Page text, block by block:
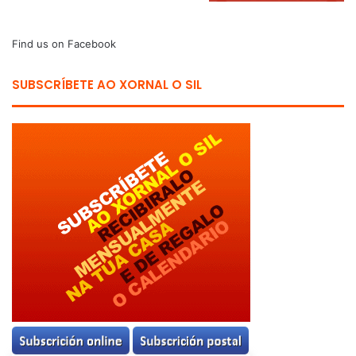
Find us on Facebook
SUBSCRÍBETE AO XORNAL O SIL